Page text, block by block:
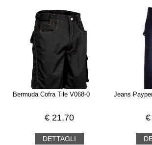
Bermuda Cofra Tile V068-0
€ 21,70
DETTAGLI
Jeans
€